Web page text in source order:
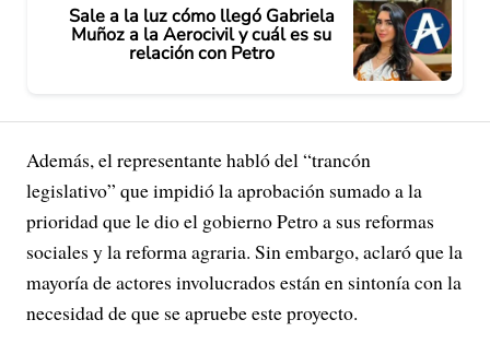
Sale a la luz cómo llegó Gabriela
Muñoz a la Aerocivil y cuál es su
relación con Petro
Además, el representante habló del “trancón
legislativo” que impidió la aprobación sumado a la
prioridad que le dio el gobierno Petro a sus reformas
sociales y la reforma agraria. Sin embargo, aclaró que la
mayoría de actores involucrados están en sintonía con la
necesidad de que se apruebe este proyecto.